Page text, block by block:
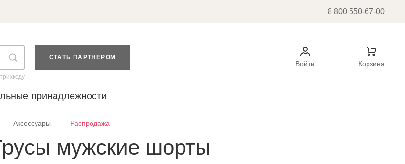
8 800 550-67-00
СТАТЬ ПАРТНЕРОМ
Войти Корзина
принадлежности
Аксессуары Распродажа
мужские шорты